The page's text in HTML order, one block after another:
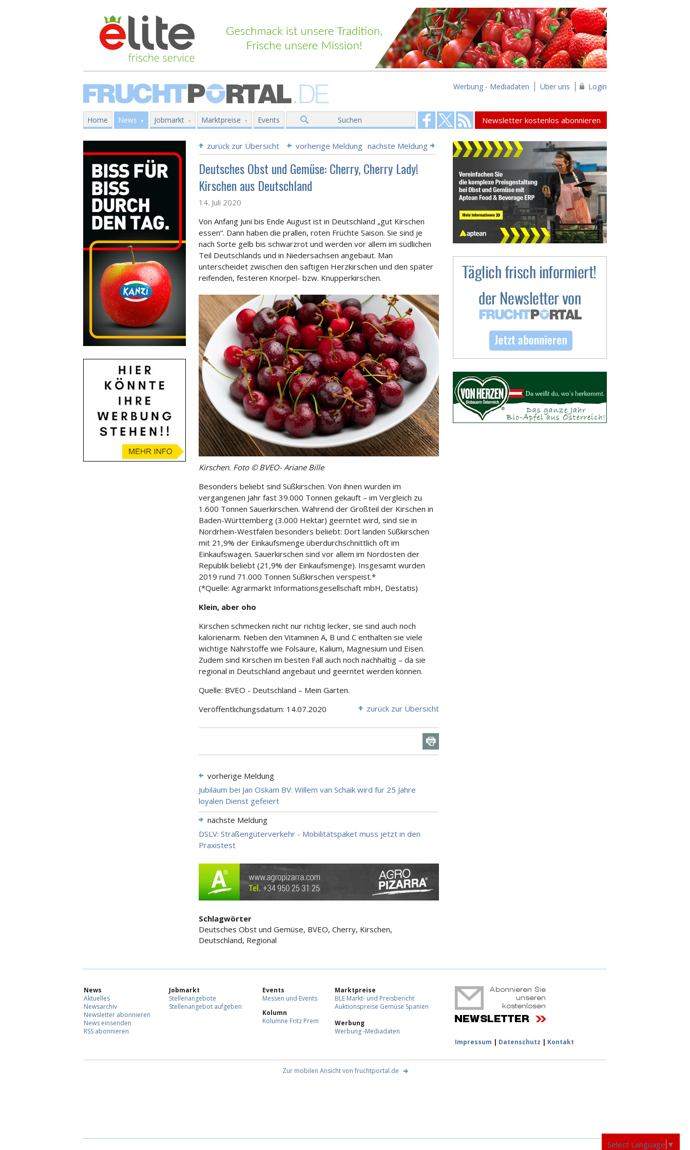
Werbung - Mediadaten Über uns Login
Home News Jobmarkt Marktpreise Events Suchen Newsletter kostenlos abonnieren
zurück zur Übersicht vorherige Meldung nächste Meldung
Deutsches Obst und Gemüse: Cherry, Cherry Lady!
Kirschen aus Deutschland
14. Juli 2020
Von Anfang Juni bis Ende August ist in Deutschland „gut Kirschen
essen“. Dann haben die prallen, roten Früchte Saison. Sie sind je
nach Sorte gelb bis schwarzrot und werden vor allem im südlichen
Teil Deutschlands und in Niedersachsen angebaut. Man
unterscheidet zwischen den saftigen Herzkirschen und den später
reifenden, festeren Knorpel- bzw. Knupperkirschen.
Kirschen. Foto © BVEO- Ariane Bille
Besonders beliebt sind Süßkirschen. Von ihnen wurden im
vergangenen Jahr fast 39.000 Tonnen gekauft – im Vergleich zu
1.600 Tonnen Sauerkirschen. Während der Großteil der Kirschen in
Baden-Württemberg (3.000 Hektar) geerntet wird, sind sie in
Nordrhein-Westfalen besonders beliebt: Dort landen Süßkirschen
mit 21,9% der Einkaufsmenge überdurchschnittlich oft im
Einkaufswagen. Sauerkirschen sind vor allem im Nordosten der
Republik beliebt (21,9% der Einkaufsmenge). Insgesamt wurden
2019 rund 71.000 Tonnen Süßkirschen verspeist.*
(*Quelle: Agrarmarkt Informationsgesellschaft mbH, Destatis)
Klein, aber oho
Kirschen schmecken nicht nur richtig lecker, sie sind auch noch
kalorienarm. Neben den Vitaminen A, B und C enthalten sie viele
wichtige Nährstoffe wie Folsäure, Kalium, Magnesium und Eisen.
Zudem sind Kirschen im besten Fall auch noch nachhaltig – da sie
regional in Deutschland angebaut und geerntet werden können.
Quelle: BVEO - Deutschland – Mein Garten.
Veröffentlichungsdatum: 14.07.2020
zurück zur Übersicht
vorherige Meldung
Jubiläum bei Jan Oskam BV: Willem van Schaik wird für 25 Jahre
loyalen Dienst gefeiert
nächste Meldung
DSLV: Straßengüterverkehr - Mobilitätspaket muss jetzt in den
Praxistest
Schlagwörter
Deutsches Obst und Gemüse, BVEO, Cherry, Kirschen,
Deutschland, Regional
News
Aktuelles
Newsarchiv
Newsletter abonnieren
News einsenden
RSS abonnieren
Jobmarkt
Stellenangebote
Stellenangebot aufgeben
Events
Messen und Events
Kolumn
Kolumne Fritz Prem
Marktpreise
BLE Markt- und Preisbericht
Auktionspreise Gemüse Spanien
Werbung
Werbung -Mediadaten
Impressum | Datenschutz | Kontakt
Zur mobilen Ansicht von fruchtportal.de
Select Language ▼